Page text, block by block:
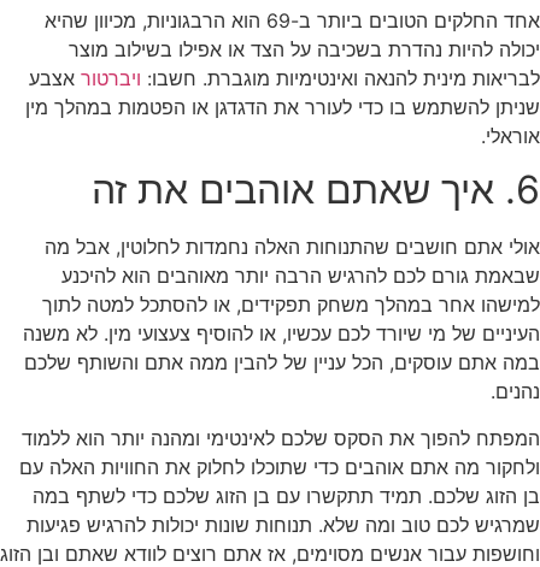
אחד החלקים הטובים ביותר ב-69 הוא הרבגוניות, מכיוון שהיא
יכולה להיות נהדרת בשכיבה על הצד או אפילו בשילוב מוצר
לבריאות מינית להנאה ואינטימיות מוגברת. חשבו: ויברטור אצבע
שניתן להשתמש בו כדי לעורר את הדגדגן או הפטמות במהלך מין
אוראלי.
6. איך שאתם אוהבים את זה
אולי אתם חושבים שהתנוחות האלה נחמדות לחלוטין, אבל מה
שבאמת גורם לכם להרגיש הרבה יותר מאוהבים הוא להיכנע
למישהו אחר במהלך משחק תפקידים, או להסתכל למטה לתוך
העיניים של מי שיורד לכם עכשיו, או להוסיף צעצועי מין. לא משנה
במה אתם עוסקים, הכל עניין של להבין ממה אתם והשותף שלכם
נהנים.
המפתח להפוך את הסקס שלכם לאינטימי ומהנה יותר הוא ללמוד
ולחקור מה אתם אוהבים כדי שתוכלו לחלוק את החוויות האלה עם
בן הזוג שלכם. תמיד תתקשרו עם בן הזוג שלכם כדי לשתף במה
שמרגיש לכם טוב ומה שלא. תנוחות שונות יכולות להרגיש פגיעות
וחושפות עבור אנשים מסוימים, אז אתם רוצים לוודא שאתם ובן הזוג